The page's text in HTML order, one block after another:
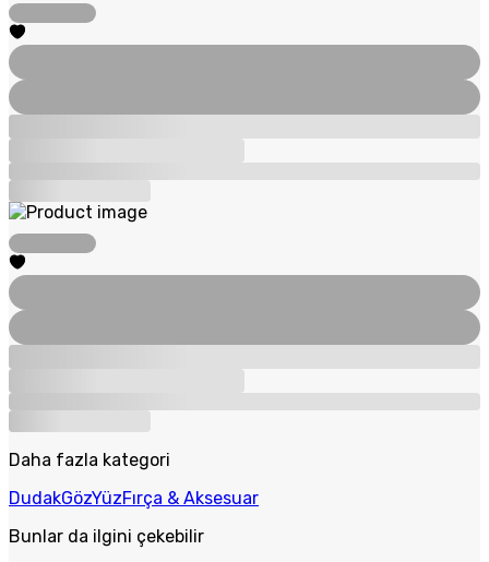
Daha fazla kategori
DudakGözYüzFırça & Aksesuar
Bunlar da ilgini çekebilir